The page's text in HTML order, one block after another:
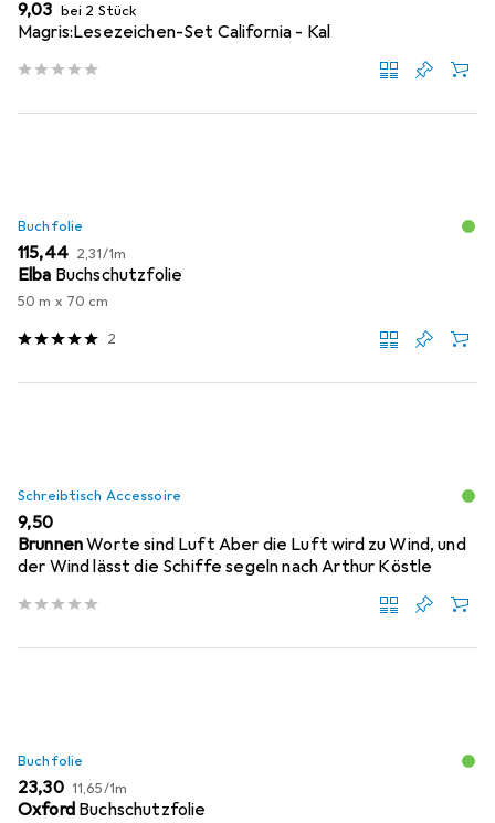
EUR
9,03 bei 2 Stück
Magris:Lesezeichen-Set California - Kal
Buchfolie
EUR
115,44 EUR
2,31/1m
Elba Buchschutzfolie
50 m x 70 cm
2
Schreibtisch Accessoire
EUR
9,50
BrunnenWorte sind Luft Aber die Luft wird zu Wind, und
der Wind lässt die Schiffe segeln nach Arthur Köstle
Buchfolie
EUR
23,30 EUR
11,65/1m
Oxford Buchschutzfolie